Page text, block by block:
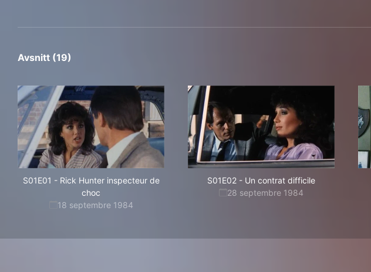
Avsnitt (19)
S01E01 - Rick Hunter inspecteur de
choc
18 septembre 1984
S01E02 - Un contrat difficile
28 septembre 1984